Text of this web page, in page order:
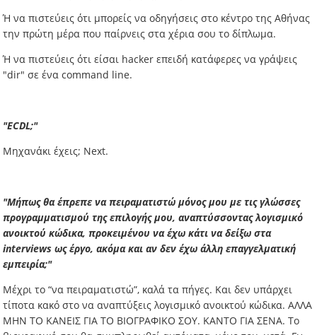
Ή να πιστεύεις ότι μπορείς να οδηγήσεις στο κέντρο της Αθήνας
την πρώτη μέρα που παίρνεις στα χέρια σου το δίπλωμα.
Ή να πιστεύεις ότι είσαι hacker επειδή κατάφερες να γράψεις
"dir" σε ένα command line.
"ECDL;"
Μηχανάκι έχεις; Next.
"Μήπως θα έπρεπε να πειραματιστώ μόνος μου με τις γλώσσες
προγραμματισμού της επιλογής μου, αναπτύσσοντας λογισμικό
ανοικτού κώδικα, προκειμένου να έχω κάτι να δείξω στα
interviews ως έργο, ακόμα και αν δεν έχω άλλη επαγγελματική
εμπειρία;"
Μέχρι το “να πειραματιστώ”, καλά τα πήγες. Και δεν υπάρχει
τίποτα κακό στο να αναπτύξεις λογισμικό ανοικτού κώδικα. ΑΛΛΑ
ΜΗΝ ΤΟ ΚΑΝΕΙΣ ΓΙΑ ΤΟ ΒΙΟΓΡΑΦΙΚΟ ΣΟΥ. ΚΑΝΤΟ ΓΙΑ ΣΕΝΑ. Το